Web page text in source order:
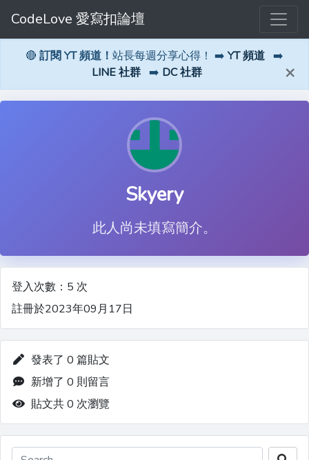
CodeLove 愛寫扣論壇
🔴 訂閱 YT 頻道！ 站長每週分享心得！ ➡️ YT 頻道 ➡️
LINE 社群 ➡️ DC 社群 ×
Skyery
此人尚未填寫簡介。
登入次數：5 次
註冊於2023年09月17日
發表了 0 篇貼文
新增了 0 則留言
貼文共 0 次瀏覽